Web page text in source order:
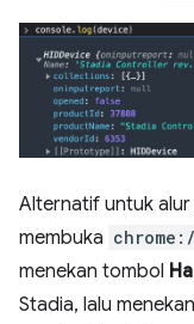
Alternatif untuk
membuka
menekan tombol
Stadia, lalu menekan